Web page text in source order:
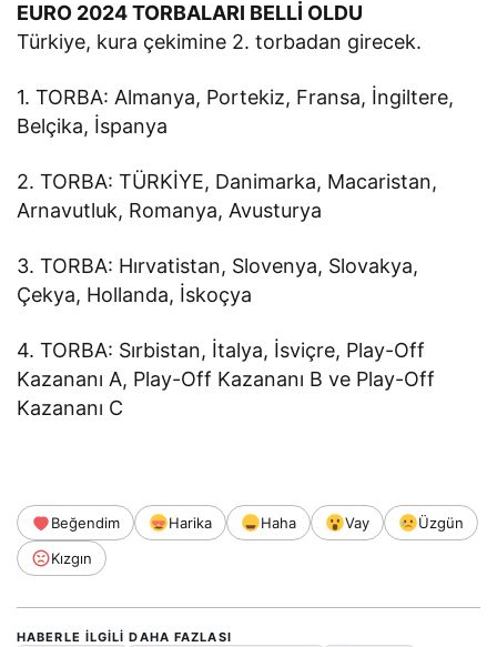
EURO 2024 TORBALARI BELLİ OLDU
Türkiye, kura çekimine 2. torbadan girecek.
1. TORBA: Almanya, Portekiz, Fransa, İngiltere,
Belçika, İspanya
2. TORBA: TÜRKİYE, Danimarka, Macaristan,
Arnavutluk, Romanya, Avusturya
3. TORBA: Hırvatistan, Slovenya, Slovakya,
Çekya, Hollanda, İskoçya
4. TORBA: Sırbistan, İtalya, İsviçre, Play-Off
Kazananı A, Play-Off Kazananı B ve Play-Off
Kazananı C
Beğendim Harika Haha Vay
Üzgün
Kızgın
HABERLE ILGILI DAHA FAZLASI